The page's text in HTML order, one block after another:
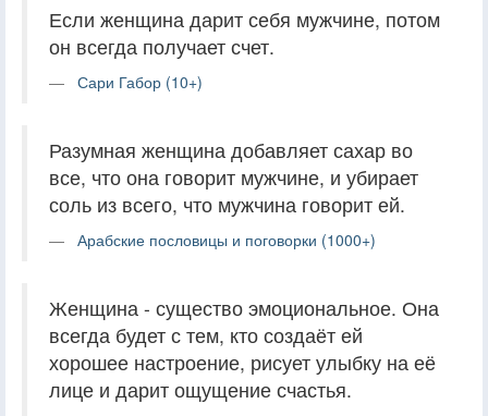
Если женщина дарит себя мужчине, потом
он всегда получает счет.
Сари Габор (10+)
Разумная женщина добавляет сахар во
все, что она говорит мужчине, и убирает
соль из всего, что мужчина говорит ей.
Арабские пословицы и поговорки (1000+)
Женщина - существо эмоциональное. Она
всегда будет с тем, кто создаёт ей
хорошее настроение, рисует улыбку на её
лице и дарит ощущение счастья.